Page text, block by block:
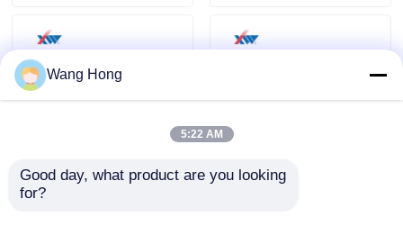
যোগাযোগ করুন
উদ্ধৃতির জন্য আবেদন
7D561 সারফেস মাউন্ট
Wang Hong
5:22 AM
Good day, what product are you looking
for?